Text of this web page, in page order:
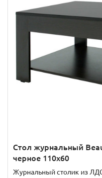
Стол журнальный
черное 110x60
Журнальный столик из